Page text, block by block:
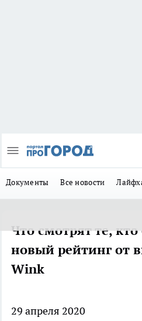
Документы Все новости
Что смотрят те,
новый рейтинг от
Wink
29 апреля 2020